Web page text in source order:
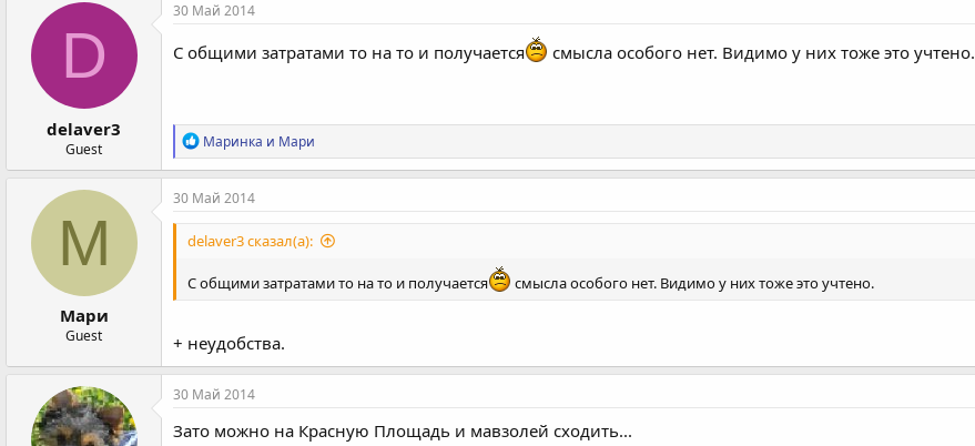
D
delaver3
Guest
30 Май 2014
С общими затратами то на то и получается смысла особого нет. Видимо у них тоже это учтено.
Р
е
а
к
и
Маринка и Мари
М
Мари
Guest
30 Май 2014
delaver3 сказал(а):
С общими затратами то на то и получается смысла особого нет. Видимо у них тоже это учтено.
+ неудобства.
30 Май 2014
Зато можно на Красную Площадь и мавзолей сходить...